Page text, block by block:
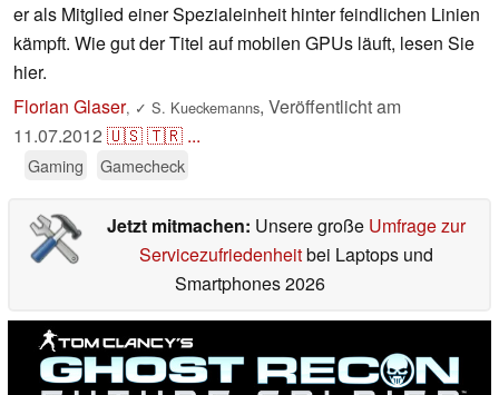
er als Mitglied einer Spezialeinheit hinter feindlichen Linien
kämpft. Wie gut der Titel auf mobilen GPUs läuft, lesen Sie
hier.
Florian Glaser, ✓ S. Kueckemanns, Veröffentlicht am
11.07.2012 🇺🇸🇹🇷 ...
Gaming Gamecheck
Jetzt mitmachen: Unsere große Umfrage zur
Servicezufriedenheitbei Laptops und
Smartphones 2026